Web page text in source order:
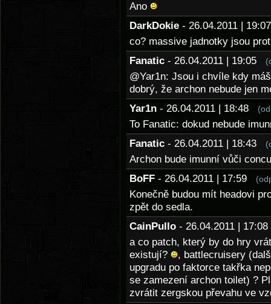
Ano
DarkDokie - 26.04.2011 |
co? massive jadnotky jsou
Fanatic - 26.04.2011 | 19:05
@Yar1n: Jsou i chvíle kdy
dobrý, že archon nebude jen
Yar1n - 26.04.2011 | 18:48
To Fanatic: dokud nebude
Fanatic - 26.04.2011 | 18:43
Archon bude imunní vůči
BoFF - 26.04.2011 | 17:59
Konečně budou mít headovi
zpět do sedla.
CainPullo - 26.04.2011 |
a co patch, který by do hry
existují?
, battlecruisery
upgradu po faktorce takřka
se zamezení archon toilet) ?
zvrátit zergskou převahu ve